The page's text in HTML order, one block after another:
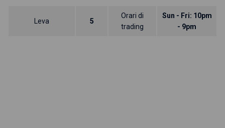
Leva 5
Orari di
trading
Sun - Fri: 10pm
- 9pm